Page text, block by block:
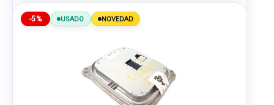
-5% USADO NOVEDAD